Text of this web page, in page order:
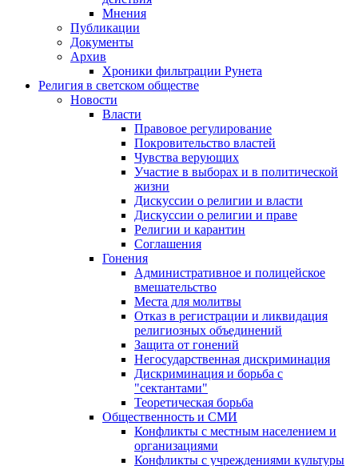
Мнения
Публикации
Документы
Архив
Хроники фильтрации Рунета
Религия в светском обществе
Новости
Власти
Правовое регулирование
Покровительство властей
Чувства верующих
Участие в выборах и в политической
жизни
Дискуссии о религии и власти
Дискуссии о религии и праве
Религии и карантин
Соглашения
Гонения
Административное и полицейское
вмешательство
Места для молитвы
Отказ в регистрации и ликвидация
религиозных объединений
Защита от гонений
Негосударственная дискриминация
Дискриминация и борьба с
"сектантами"
Теоретическая борьба
Общественность и СМИ
Конфликты с местным населением и
организациями
Конфликты с учреждениями культуры